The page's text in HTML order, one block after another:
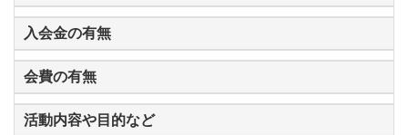
入会金の有無
会費の有無
活動内容や目的など